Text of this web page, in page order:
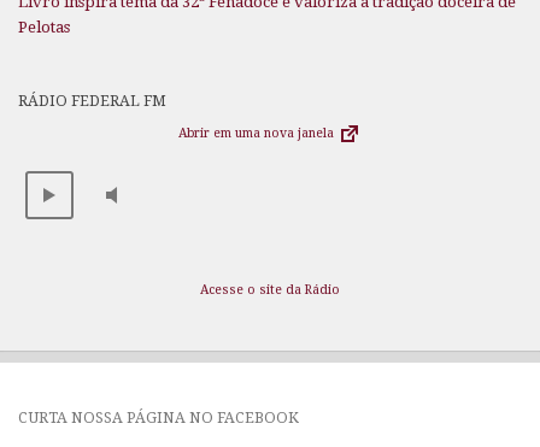
Pelotas
RÁDIO FEDERAL FM
Abrir em uma nova janela
Acesse o site da Rádio
CURTA NOSSA PÁGINA NO FACEBOOK